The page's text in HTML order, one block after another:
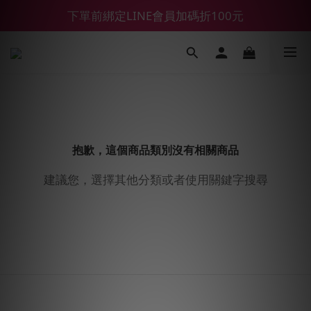
【鑽石熊/金熊新客首購限定】優惠搭車金
下單前綁定LINE會員加碼折100元
【55688商城】6 月年中慶滿額贈品發送延遲公告
抱歉，這個商品類別沒有相關商品
建議您，選擇其他分類或者使用關鍵字搜尋